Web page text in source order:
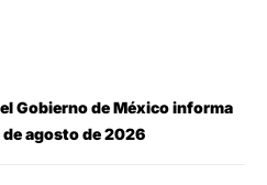
Gobierno de México informa
agosto de 2026